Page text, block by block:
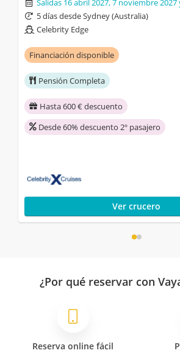
Salidas 16 abril 2027, 7 noviembre 2027
5 días desde Sydney (Australia)
Celebrity Edge
Financiación disponible
Pensión Completa
Hasta 600 € descuento
Desde 60% descuento 2º pasajero
Ver crucero
¿Por qué reservar con
Reserva online fácil